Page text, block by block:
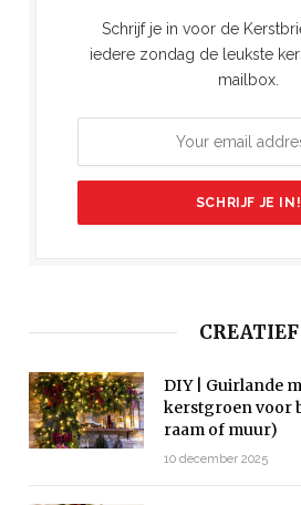
Schrijf je in voor de
iedere zondag de leukste
mailbox.
CREATIEF
DIY | Guirlande
kerstgroen voor
raam of muur)
10 december 2025